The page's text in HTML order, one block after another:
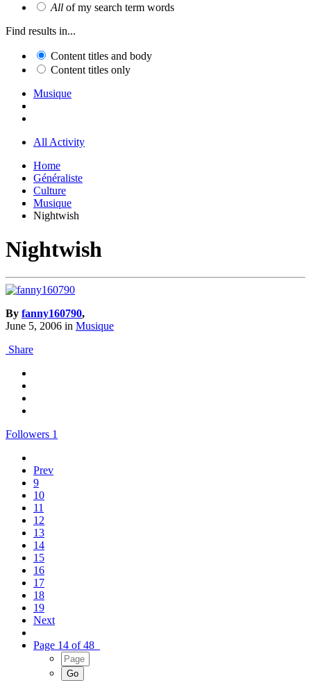
All of my search term words
Find results in...
Content titles and body
Content titles only
Musique
All Activity
Home
Généraliste
Culture
Musique
Nightwish
Nightwish
By fanny160790,
June 5, 2006 in Musique
Share
Followers 1
Prev
9
10
11
12
13
14
15
16
17
18
19
Next
Page 14 of 48